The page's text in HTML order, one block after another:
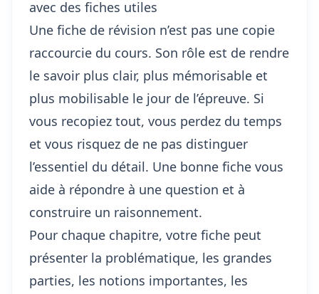
avec des fiches utiles
Une fiche de révision n’est pas une copie
raccourcie du cours. Son rôle est de rendre
le savoir plus clair, plus mémorisable et
plus mobilisable le jour de l’épreuve. Si
vous recopiez tout, vous perdez du temps
et vous risquez de ne pas distinguer
l’essentiel du détail. Une bonne fiche vous
aide à répondre à une question et à
construire un raisonnement.
Pour chaque chapitre, votre fiche peut
présenter la problématique, les grandes
parties, les notions importantes, les